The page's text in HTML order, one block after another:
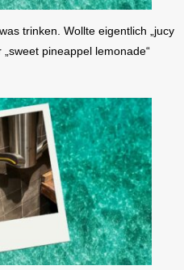
trinken. Wollte eigentlich „jucy
pineappel lemonade“